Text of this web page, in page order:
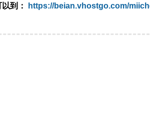
到：
https://beian.vhostgo.com/